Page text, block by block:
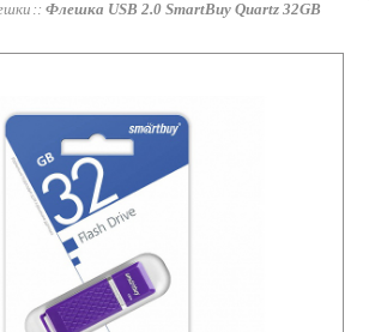
Флешка USB 2.0 SmartBuy Quartz 32GB